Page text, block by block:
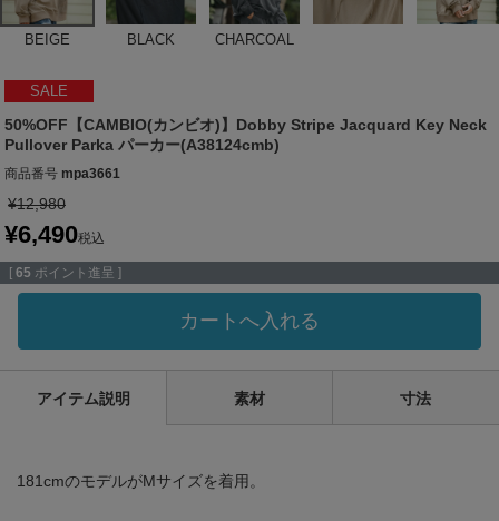
BEIGE BLACK CHARCOAL
SALE
50%OFF【CAMBIO(カンビオ)】Dobby Stripe Jacquard Key Neck
Pullover Parka パーカー(A38124cmb)
商品番号 mpa3661
¥12,980
¥6,490税込
[ 65 ポイント進呈 ]
カートへ入れる
アイテム説明 素材 寸法
181cmのモデルがMサイズを着用。